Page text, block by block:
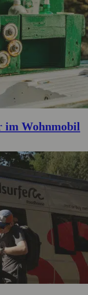
im Wohnmobil